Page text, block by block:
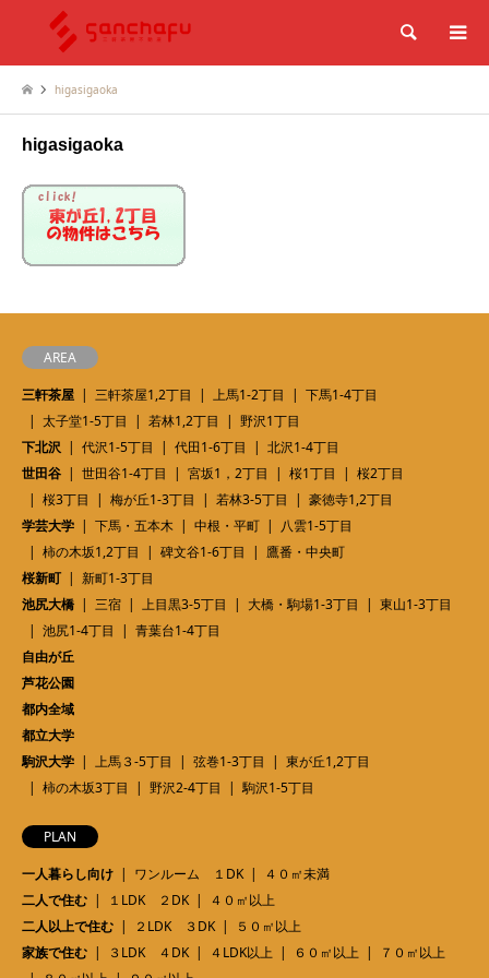
検索
higasigaoka
higasigaoka
AREA
三軒茶屋
三軒茶屋1,2丁目 上馬1-2丁目
下馬1-4丁目
太子堂1-5丁目
若林1,2丁目
野沢1丁目
下北沢
代沢1-5丁目 代田1-6丁目
北沢1-4丁目
世田谷
世田谷1-4丁目 宮坂1，2丁目 桜1丁目
桜2丁目
桜3丁目
梅が丘1-3丁目 若林3-5丁目
豪徳寺1,2丁目
学芸大学
下馬・五本木 中根・平町
八雲1-5丁目
柿の木坂1,2丁目
碑文谷1-6丁目
鷹番・中央町
桜新町
新町1-3丁目
池尻大橋
三宿 上目黒3-5丁目 大橋・駒場1-3丁目
東山1-3丁目
池尻1-4丁目
青葉台1-4丁目
自由が丘
芦花公園
都内全域
都立大学
駒沢大学
上馬３-5丁目 弦巻1-3丁目
東が丘1,2丁目
柿の木坂3丁目
野沢2-4丁目 駒沢1-5丁目
PLAN
一人暮らし向け
ワンルーム １DK
４０㎡未満
二人で住む
１LDK ２DK
４０㎡以上
二人以上で住む
２LDK ３DK
５０㎡以上
家族で住む
３LDK ４DK ４LDK以上 ６０㎡以上
７０㎡以上